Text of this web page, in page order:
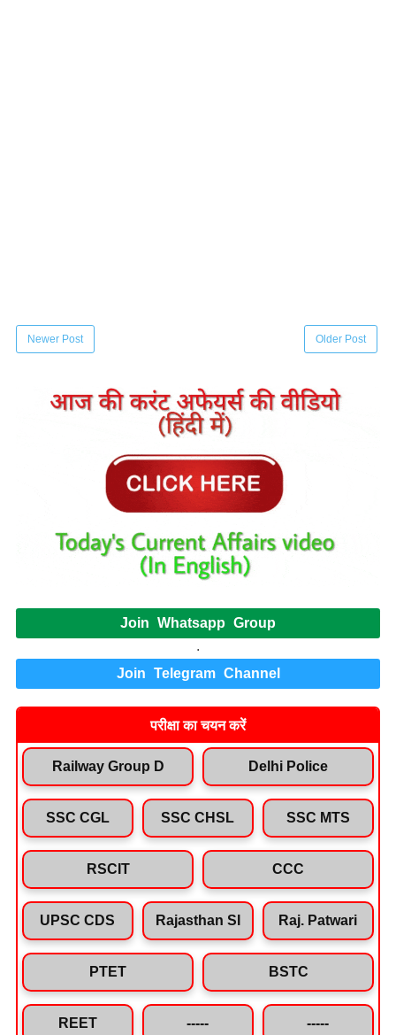
Newer Post Older Post
Join Whatsapp Group
.
Join Telegram Channel
परीक्षा का चयन करें
Railway Group D Delhi Police
SSC CGL SSC CHSL SSC MTS
RSCIT CCC
UPSC CDS Rajasthan SI Raj. Patwari
PTET BSTC
REET ----- -----